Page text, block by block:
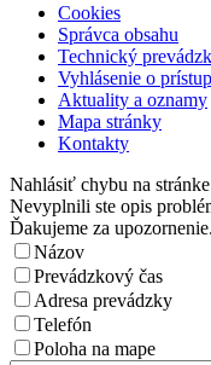
Cookies
Správca obsahu
Technický
Vyhlásenie o
Aktuality a oznamy
Mapa stránky
Kontakty
Nahlásiť chybu na stránke
Nevyplnili ste opis
Ďakujeme za upozornenie.
Názov
Prevádzkový čas
Adresa prevádzky
Telefón
Poloha na mape